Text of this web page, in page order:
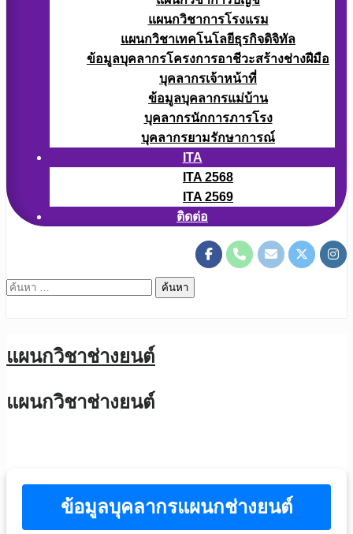
แผนกวิชาการโรงแรม
แผนกวิชาเทคโนโลยีธุรกิจดิจิทัล
ข้อมูลบุคลากรโครงการอาชีวะสร้างช่างฝีมือ
บุคลากรเจ้าหน้าที่
ข้อมูลบุคลากรแม่บ้าน
บุคลากรนักการภารโรง
บุคลากรยามรักษาการณ์
ITA
ITA 2568
ITA 2569
ติดต่อ
ค้นหา
แผนกวิชาช่างยนต์
แผนกวิชาช่างยนต์
ข้อมูลบุคลากรแผนกช่างยนต์